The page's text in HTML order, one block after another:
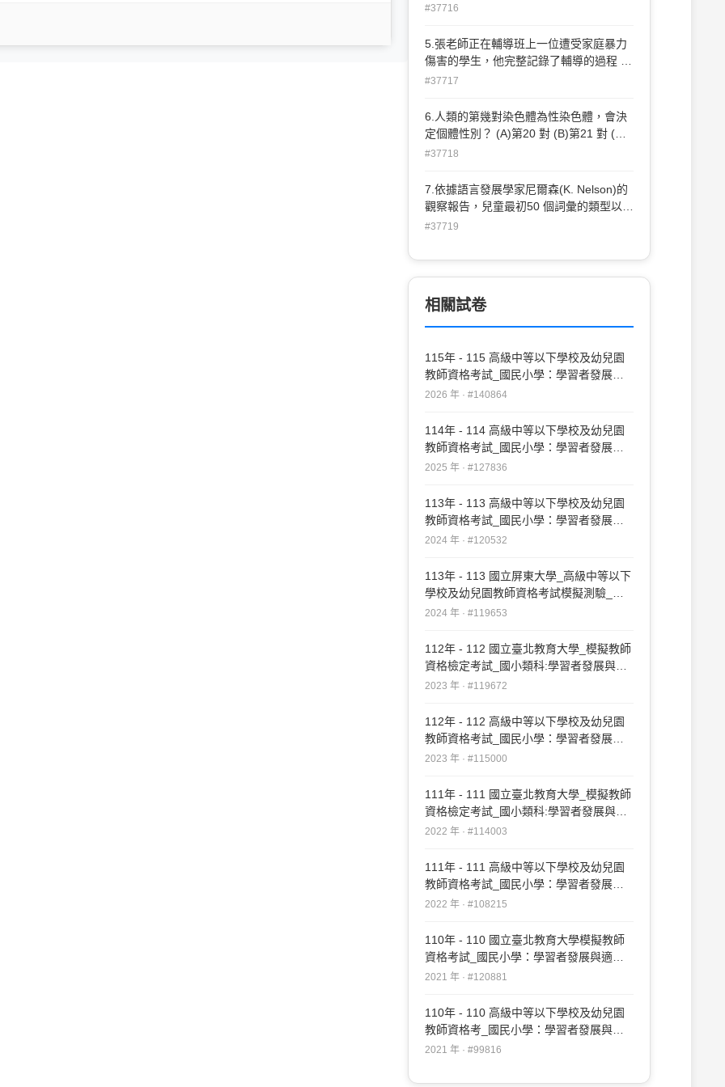
以 整天不講話，也不與班上其他小朋友互
亂， 他就會大發脾氣，甚至用頭去撞牆。
小華的異常行為最可能是下列何者？ (A)
language disorder)
#37716
5.張老師正在輔導班上一位遭受家庭暴力
傷害的學生，他完整記錄了輔導的過程 與
內容。依據輔導倫理，下列何者最具有資
校長 (D)村里長
#37717
6.人類的第幾對染色體為性染色體，會決
定個體性別？ (A)第20 對 (B)第21 對 (C)
第22 對 (D)第23 對
#37718
7.依據語言發展學家尼爾森(K. Nelson)的
觀察報告，兒童最初50 個詞彙的類型以何
者數量最多？ (A)物體詞 (B)情緒詞 (C)行
#37719
相關試卷
115年 - 115 高級中等以下學校及幼兒園
教師資格考試_國民小學：學習者發展與
適性輔導#140864
2026 年 · #140864
114年 - 114 高級中等以下學校及幼兒園
教師資格考試_國民小學：學習者發展與
適性輔導#127836
2025 年 · #127836
113年 - 113 高級中等以下學校及幼兒園
教師資格考試_國民小學：學習者發展與
適性輔導#120532
2024 年 · #120532
113年 - 113 國立屏東大學_高級中等以下
學校及幼兒園教師資格考試模擬測驗_國
民小學：學習者發展與適性輔導#119653
2024 年 · #119653
112年 - 112 國立臺北教育大學_模擬教師
資格檢定考試_國小類科:學習者發展與適
性輔導#119672
2023 年 · #119672
112年 - 112 高級中等以下學校及幼兒園
教師資格考試_國民小學：學習者發展與
適性輔導#115000
2023 年 · #115000
111年 - 111 國立臺北教育大學_模擬教師
資格檢定考試_國小類科:學習者發展與適
性輔導#114003
2022 年 · #114003
111年 - 111 高級中等以下學校及幼兒園
教師資格考試_國民小學：學習者發展與
適性輔導#108215
2022 年 · #108215
110年 - 110 國立臺北教育大學模擬教師
資格考試_國民小學：學習者發展與適性
輔導#120881
2021 年 · #120881
110年 - 110 高級中等以下學校及幼兒園
教師資格考_國民小學：學習者發展與適
性輔導#99816
2021 年 · #99816